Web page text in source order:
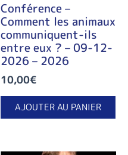
Conférence –
Comment les animaux
communiquent-ils
entre eux ? – 09-12-
2026 – 2026
10,00€
AJOUTER AU PANIER